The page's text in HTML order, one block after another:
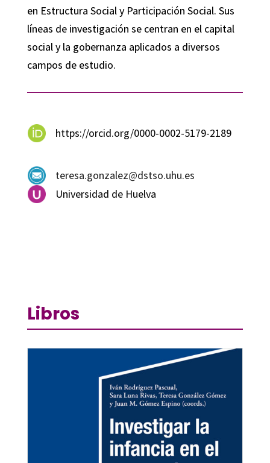
en Estructura Social y Participación Social. Sus
líneas de investigación se centran en el capital
social y la gobernanza aplicados a diversos
campos de estudio.
https://orcid.org/0000-0002-5179-2189
teresa.gonzalez@dstso.uhu.es
Universidad de Huelva
Libros